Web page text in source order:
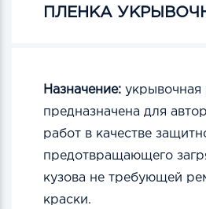
ПЛЕНКА
Назначение: укрывочная
предназначена для
работ в качестве
предотвращающего
кузова не требующей
краски.